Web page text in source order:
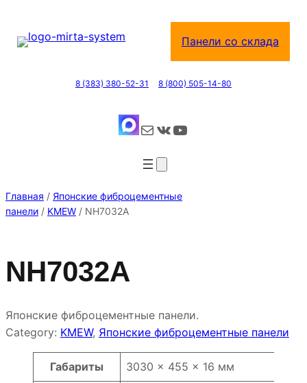
содержимому
Панели со склада
8 (383) 380-52-31 8 (800) 505-14-80
Почта ВКонтакте YouTube
Главная / Японские фиброцементные
панели / KMEW / NH7032A
NH7032A
Японские фиброцементные панели.
Category: KMEW, Японские фиброцементные панели
Атрибуты Значение
Габариты 3030 × 455 × 16 мм